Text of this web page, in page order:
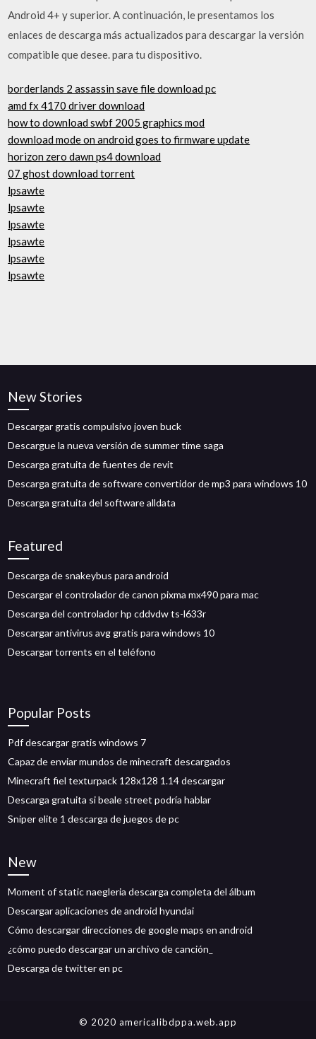
Android 4+ y superior. A continuación, le presentamos los
enlaces de descarga más actualizados para descargar la versión
compatible que desee. para tu dispositivo.
borderlands 2 assassin save file download pc
amd fx 4170 driver download
how to download swbf 2005 graphics mod
download mode on android goes to firmware update
horizon zero dawn ps4 download
07 ghost download torrent
lpsawte
lpsawte
lpsawte
lpsawte
lpsawte
lpsawte
New Stories
Descargar gratis compulsivo joven buck
Descargue la nueva versión de summer time saga
Descarga gratuita de fuentes de revit
Descarga gratuita de software convertidor de mp3 para windows 10
Descarga gratuita del software alldata
Featured
Descarga de snakeybus para android
Descargar el controlador de canon pixma mx490 para mac
Descarga del controlador hp cddvdw ts-l633r
Descargar antivirus avg gratis para windows 10
Descargar torrents en el teléfono
Popular Posts
Pdf descargar gratis windows 7
Capaz de enviar mundos de minecraft descargados
Minecraft fiel texturpack 128x128 1.14 descargar
Descarga gratuita si beale street podría hablar
Sniper elite 1 descarga de juegos de pc
New
Moment of static naegleria descarga completa del álbum
Descargar aplicaciones de android hyundai
Cómo descargar direcciones de google maps en android
¿cómo puedo descargar un archivo de canción_
Descarga de twitter en pc
© 2020 americalibdppa.web.app